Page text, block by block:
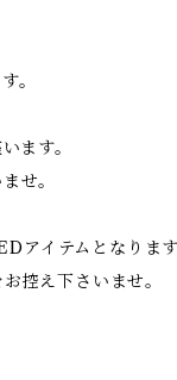
。
ます。
せ。
アイテムとなります
控え下さいませ。